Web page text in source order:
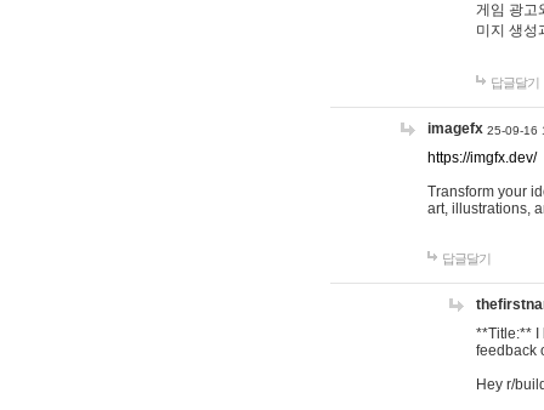
게임 광고
미지 생성
답글달기
imagefx 25-09-16
https://imgfx.dev/
Transform your
art, illustrations,
답글달기
**Title:** I
feedback
Hey r/